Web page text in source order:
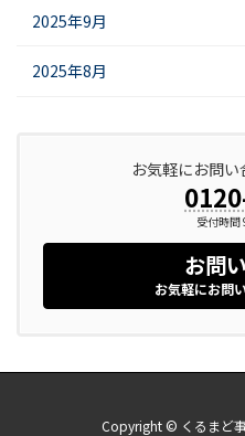
2025年9月
2025年8月
お気軽にお問い
受付時
お問
お気軽にお問
Copyright © くるまど